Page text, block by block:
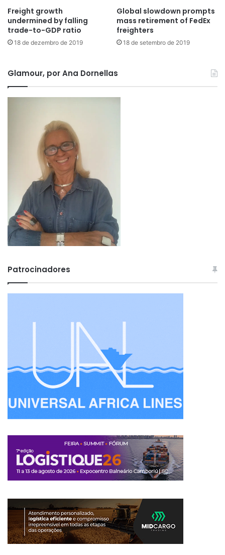
Freight growth
undermined by falling
trade-to-GDP ratio
18 de dezembro de 2019
Global slowdown prompts
mass retirement of FedEx
freighters
18 de setembro de 2019
Glamour, por Ana Dornellas
Patrocinadores